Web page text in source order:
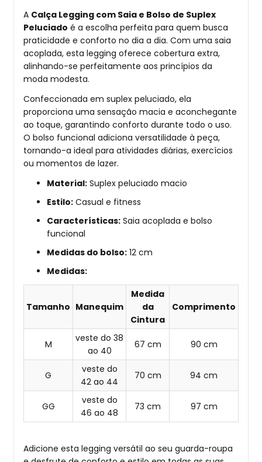
A Calça Legging com Saia e Bolso de Suplex
Peluciado é a escolha perfeita para quem busca
praticidade e conforto no dia a dia. Com uma saia
acoplada, esta legging oferece cobertura extra,
alinhando-se perfeitamente aos princípios da
moda modesta.
Confeccionada em suplex peluciado, ela
proporciona uma sensação macia e aconchegante
ao toque, garantindo conforto durante todo o uso.
O bolso funcional adiciona versatilidade à peça,
tornando-a ideal para atividades diárias, exercícios
ou momentos de lazer.
Material: Suplex peluciado macio
Estilo: Casual e fitness
Características: Saia acoplada e bolso
funcional
Medidas do bolso: 12 cm
Medidas:
Tamanho Manequim
Medida
da
Cintura
Comprimento
M
veste do 38
ao 40
67 cm 90 cm
G
veste do
42 ao 44
70 cm 94 cm
GG
veste do
46 ao 48
73 cm 97 cm
Adicione esta legging versátil ao seu guarda-roupa